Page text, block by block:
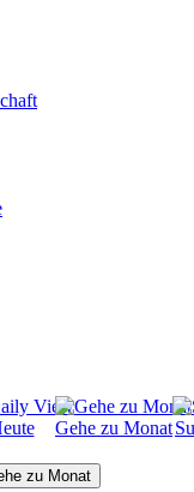
Gehe zu Monat
zu Monat